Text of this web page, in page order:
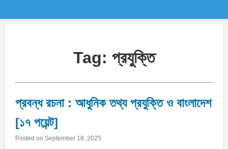
Tag: প্রযুক্তি
প্রবন্ধ রচনা : আধুনিক তথ্য প্রযুক্তি ও বাংলাদেশ
[১৭ পয়েন্ট]
Posted on September 18, 2025